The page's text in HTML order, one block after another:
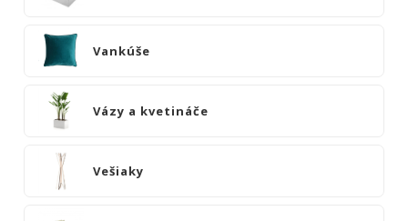
Vankúše
Vázy a kvetináče
Vešiaky